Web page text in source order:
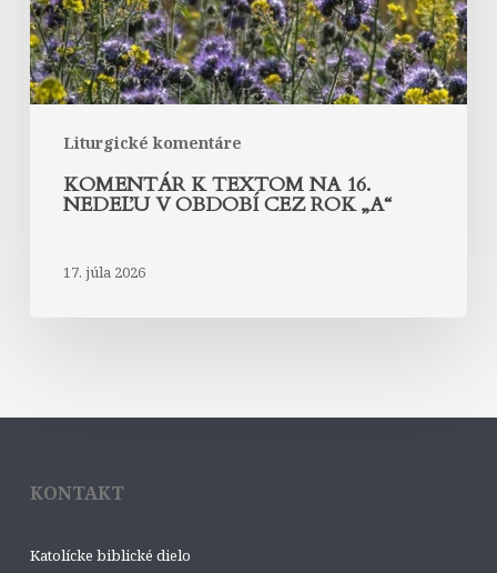
Liturgické komentáre
období
cez
rok
„A“
KOMENTÁR K TEXTOM NA 16.
NEDEĽU V OBDOBÍ CEZ ROK „A“
17. júla 2026
KONTAKT
Katolícke biblické dielo